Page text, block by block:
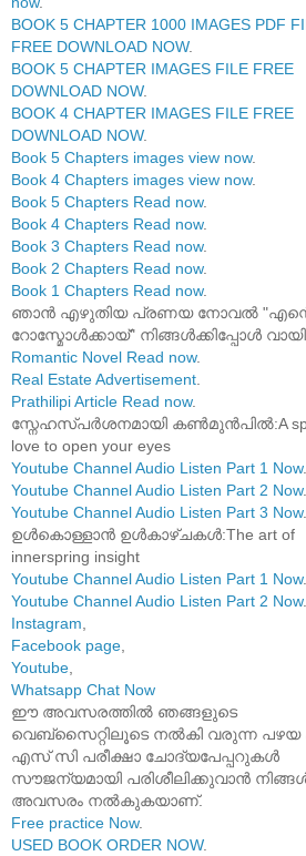
BOOK 5 CHAPTER 1000 IMAGES PDF
FREE DOWNLOAD NOW.
BOOK 5 CHAPTER IMAGES FILE FREE
DOWNLOAD NOW.
BOOK 4 CHAPTER IMAGES FILE FREE
DOWNLOAD NOW.
Book 5 Chapters images view now.
Book 4 Chapters images view now.
Book 5 Chapters Read now.
Book 4 Chapters Read now.
Book 3 Chapters Read now.
Book 2 Chapters Read now.
Book 1 Chapters Read now.
ഞാൻ എഴുതിയ പ്രണയ നോവൽ
റോസ്മോൾക്കായ്" നിങ്ങൾക്കിപ്പോൾ
Romantic Novel Read now.
Real Estate Advertisement.
Prathilipi Article Read now.
സ്നേഹസ്പർശനമായി കൺമുൻപിൽ:A
love to open your eyes
Youtube Channel Audio Listen Part 1 Now.
Youtube Channel Audio Listen Part 2 Now.
Youtube Channel Audio Listen Part 3 Now.
ഉൾകൊള്ളാൻ ഉൾകാഴ്ചകൾ:The art of
innerspring insight
Youtube Channel Audio Listen Part 1 Now.
Youtube Channel Audio Listen Part 2 Now.
Instagram,
Facebook page,
Youtube,
Whatsapp Chat Now
ഈ അവസരത്തിൽ ഞങ്ങളുടെ
വെബ്സൈറ്റിലൂടെ നൽകി വരുന്ന പഴയ
എസ് സി പരീക്ഷാ ചോദ്യപേപ്പറുകൾ
സൗജന്യമായി പരിശീലിക്കുവാൻ
അവസരം നൽകുകയാണ്.
Free practice Now.
USED BOOK ORDER NOW.